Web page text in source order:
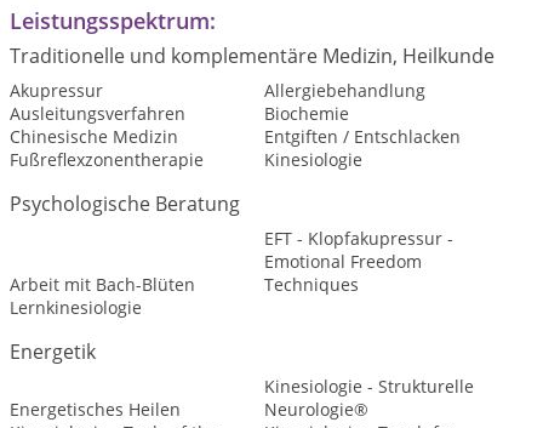
Leistungsspektrum:
Traditionelle und komplementäre Medizin, Heilkunde
Akupressur
Allergiebehandlung
Ausleitungsverfahren
Biochemie
Chinesische Medizin
Entgiften / Entschlacken
Fußreflexzonentherapie
Kinesiologie
Psychologische Beratung
Arbeit mit Bach-Blüten
EFT - Klopfakupressur -
Emotional Freedom
Techniques
Lernkinesiologie
Energetik
Energetisches Heilen
Kinesiologie - Strukturelle
Neurologie®